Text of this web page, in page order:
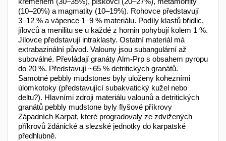
(10–20%) a magmatity (10–19%). Rohovce představují
3–12 % a vápence 1–9 % materiálu. Podíly klastů břidlic,
jílovců a menilitu se u každé z hornin pohybují kolem 1 %.
Jílovce představují intraklasty. Ostatní materiál má
extrabazinální původ. Valouny jsou subangulární až
suboválné. Převládají granáty Alm-Prp s obsahem pyropu
do 20 %. Představují ~65 % detritických granátů.
Samotné pebbly mudstones byly uloženy kohezními
úlomkotoky (představující subakvatický kužel nebo
deltu?). Hlavními zdroji materiálu valounů a detritických
granátů pebbly mudstone byly flyšové příkrovy
Západních Karpat, které progradovaly ze zdvižených
příkrovů ždánické a slezské jednotky do karpatské
předhlubně.